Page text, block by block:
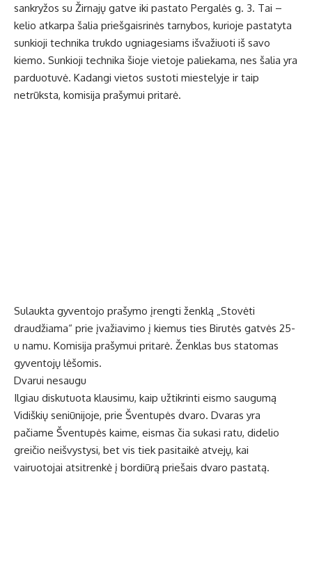
sankryžos su Žirnajų gatve iki pastato Pergalės g. 3. Tai –
kelio atkarpa šalia priešgaisrinės tarnybos, kurioje pastatyta
sunkioji technika trukdo ugniagesiams išvažiuoti iš savo
kiemo. Sunkioji technika šioje vietoje paliekama, nes šalia yra
parduotuvė. Kadangi vietos sustoti miestelyje ir taip
netrūksta, komisija prašymui pritarė.
Sulaukta gyventojo prašymo įrengti ženklą „Stovėti
draudžiama“ prie įvažiavimo į kiemus ties Birutės gatvės 25-
u namu. Komisija prašymui pritarė. Ženklas bus statomas
gyventojų lėšomis.
Dvarui nesaugu
Ilgiau diskutuota klausimu, kaip užtikrinti eismo saugumą
Vidiškių seniūnijoje, prie Šventupės dvaro. Dvaras yra
pačiame Šventupės kaime, eismas čia sukasi ratu, didelio
greičio neišvystysi, bet vis tiek pasitaikė atvejų, kai
vairuotojai atsitrenkė į bordiūrą priešais dvaro pastatą.